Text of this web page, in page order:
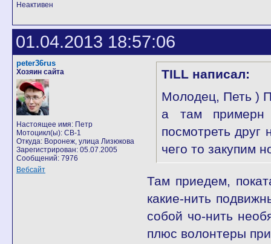
Неактивен
01.04.2013 18:57:06
peter36rus
Хозяин сайта
Настоящее имя: Петр
Мотоцикл(ы): CB-1
Откуда: Воронеж, улица Лизюкова
Зарегистрирован: 05.07.2005
Сообщений: 7976
Вебсайт
TILL написал:
Молодец, Петь )
а там примерн
посмотреть
чего то закупим
Там приедем,
какие-нить
собой чо-нить
плюс волонтеры